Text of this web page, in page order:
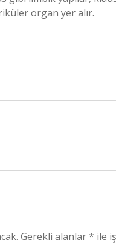
organ yer alır.
Gerekli alanlar* ile